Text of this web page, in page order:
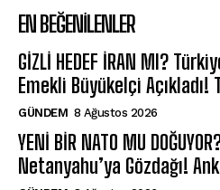
EN BEĞENILENLER
GİZLİ HEDEF İRAN MI?
Emekli Büyükelçi Açıkladı!
GÜNDEM 8 Ağustos 2026
YENİ BİR NATO MU
Netanyahu’ya Gözdağı!